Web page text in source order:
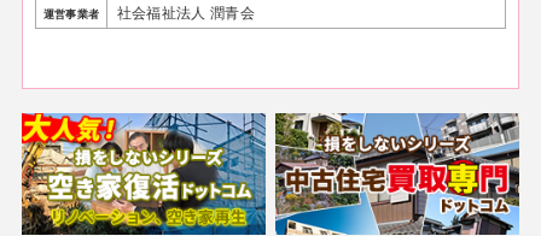
運営事業者 社会福祉法人 潤青会